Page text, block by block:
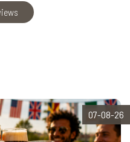
07-08-26